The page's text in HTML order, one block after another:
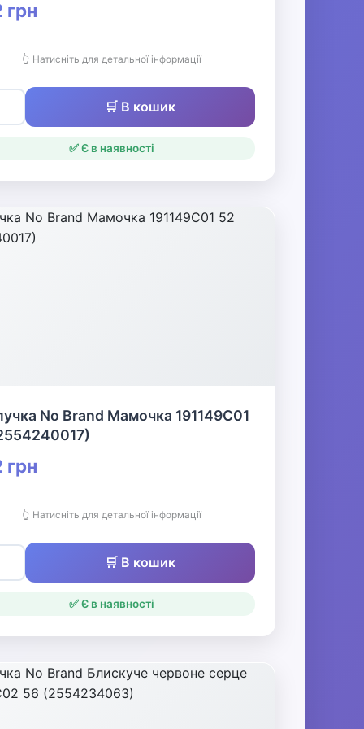
грн
👆 Натисніть для детальної інформації
🛒 В кошик
✅ Є в наявності
No Brand Мамочка 191149C01
грн
👆 Натисніть для детальної інформації
🛒 В кошик
✅ Є в наявності